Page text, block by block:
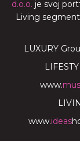
d.o.o. je svoj
Living
LUXURY
www.
www.ideas